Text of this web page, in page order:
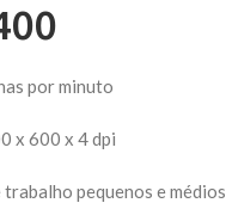
por minuto
x 600 x 4 dpi
pequenos e médios